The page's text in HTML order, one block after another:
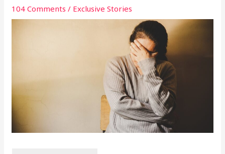
104 Comments / Exclusive Stories